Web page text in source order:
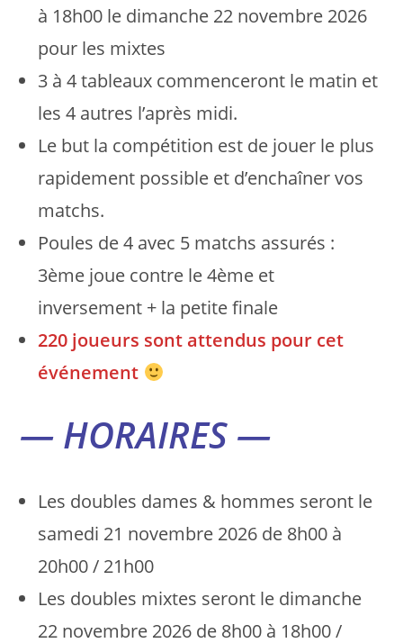
à 18h00 le dimanche 22 novembre 2026
pour les mixtes
3 à 4 tableaux commenceront le matin et
les 4 autres l’après midi.
Le but la compétition est de jouer le plus
rapidement possible et d’enchaîner vos
matchs.
Poules de 4 avec 5 matchs assurés :
3ème joue contre le 4ème et
inversement + la petite finale
220 joueurs sont attendus pour cet
événement
— HORAIRES —
Les doubles dames & hommes seront le
samedi 21 novembre 2026 de 8h00 à
20h00 / 21h00
Les doubles mixtes seront le dimanche
22 novembre 2026 de 8h00 à 18h00 /